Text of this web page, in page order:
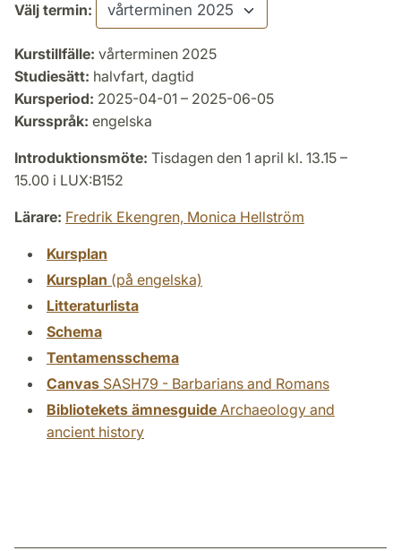
Välj termin:
Kurstillfälle: vårterminen 2025
Studiesätt: halvfart, dagtid
Kursperiod: 2025-04-01 – 2025-06-05
Kursspråk: engelska
Introduktionsmöte: Tisdagen den 1 april kl. 13.15 –
15.00 i LUX:B152
Lärare: Fredrik Ekengren, Monica Hellström
Kursplan
Kursplan (på engelska)
Litteraturlista
Schema
Tentamensschema
Canvas SASH79 - Barbarians and Romans
Bibliotekets ämnesguide Archaeology and
ancient history